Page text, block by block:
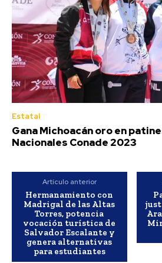
Estatal
Gana Michoacán oro en
Nacionales Conade 2023
Artículo anterior
Hermanamiento con
Madrigal de las Altas
Torres, potencia
vocación turística de
Salvador Escalante y
genera alternativas
para estudiantes